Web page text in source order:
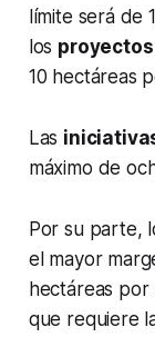
límite será de
los
10 hectáreas
Las
máximo de
Por su parte,
el mayor
hectáreas por
que requiere